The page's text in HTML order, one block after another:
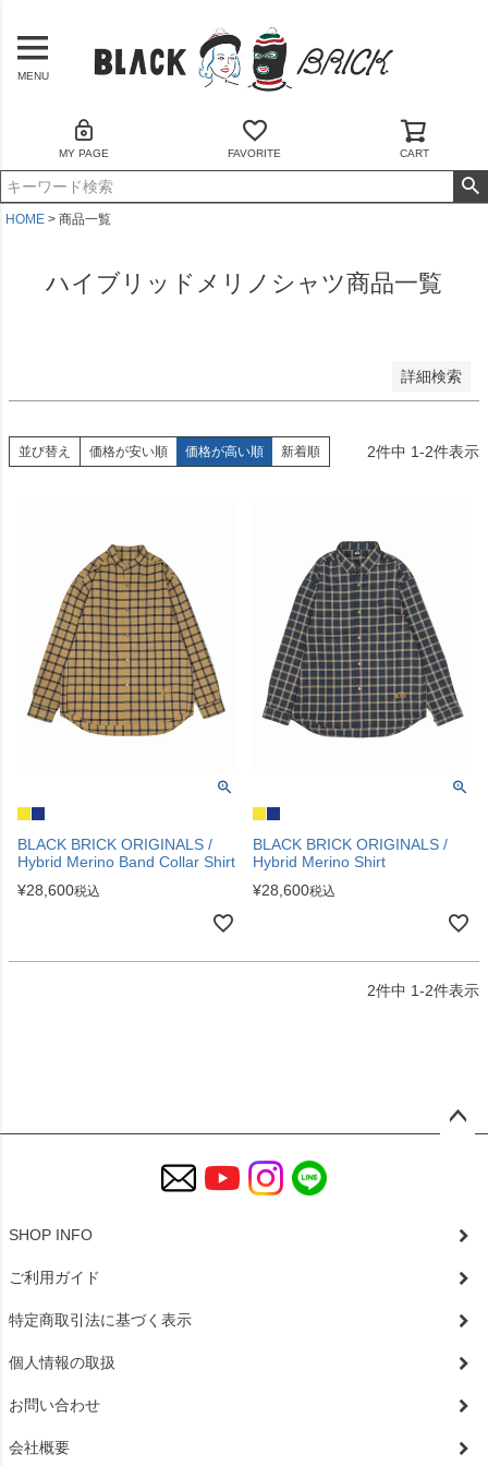
MENU
MY PAGE FAVORITE CART
HOME 商品一覧
ハイブリッドメリノシャツ商品一覧
詳細検索
予約商品
予約商品のみを表示
並び順
新着順
登録順
価格が安い順
価格が高い順
キーワードヒット順
並び替え 価格が安い順 価格が高い順 新着順 2件中 1-2件表示
BLACK BRICK ORIGINALS /
Hybrid Merino Band Collar Shirt
¥28,600税込
BLACK BRICK ORIGINALS /
Hybrid Merino Shirt
¥28,600税込
2件中 1-2件表示
SHOP INFO
ご利用ガイド
特定商取引法に基づく表示
個人情報の取扱
お問い合わせ
会社概要